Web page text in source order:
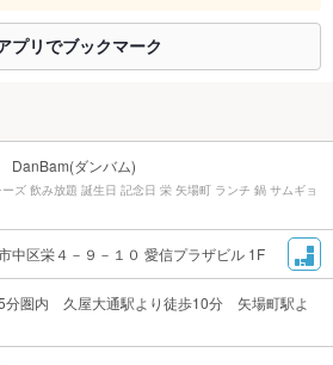
プリでブックマーク
ダンバム)
ズ 飲み放題 誕生日 記念日 栄 矢場町 ランチ 鍋 サムギョ
中区栄４－９－１０ 愛信プラザビル 1F
分圏内 久屋大通駅より徒歩10分 矢場町駅よ